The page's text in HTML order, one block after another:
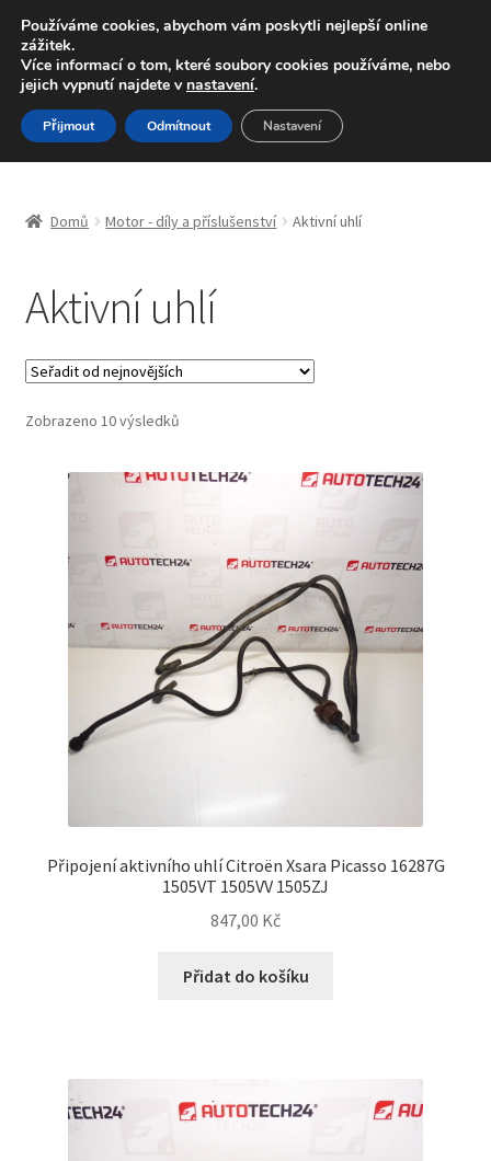
DOPRAVA od 139,-Kč
Volejte po-pá 9-16 704 494 494
Přeskočit
na
navigaci
Přejít
k
obsahu
Celosvětová doprava
Doprava
Kontakt
Obchodní podmínky
Ochrana osobních údajů
Platby
Reklamační formulář
Domů Motor - díly a příslušenství Aktivní uhlí
Aktivní uhlí
Zobrazeno 10 výsledkůSeřazeno
Připojení aktivního uhlí Citroën Xsara Picasso 16287G
1505VT 1505VV 1505ZJ
847,00 Kč
Přidat do košíku
Používáme cookies, abychom vám poskytli nejlepší online
zážitek.
Více informací o tom, které soubory cookies používáme, nebo
jejich vypnutí najdete v nastavení.
Přijmout Odmítnout Nastavení